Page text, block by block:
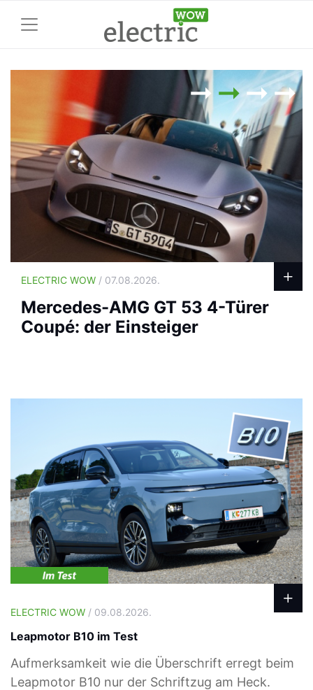
ELECTRIC WOW / 07.08.2026.
Mercedes-AMG GT 53 4-Türer
Coupé: der Einsteiger
ELECTRIC WOW / 09.08.2026.
Leapmotor B10 im Test
Aufmerksamkeit wie die Überschrift erregt beim
Leapmotor B10 nur der Schriftzug am Heck.